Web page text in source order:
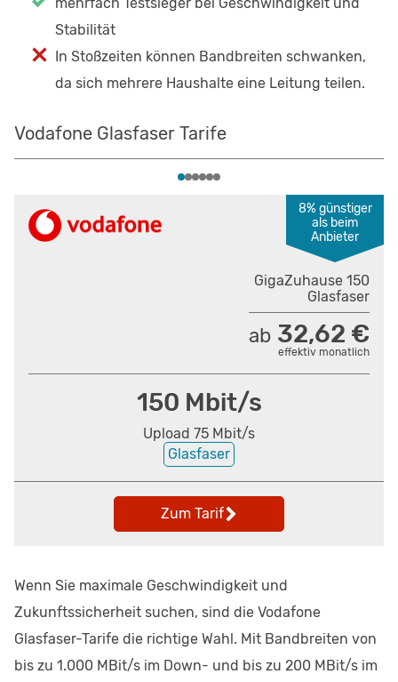
Stabilität
In Stoßzeiten können Bandbreiten schwanken,
da sich mehrere Haushalte eine Leitung teilen.
Vodafone Glasfaser Tarife
8% günstiger
als beim
Anbieter
GigaZuhause 150
Glasfaser
ab 32,62 €
effektiv monatlich
150 Mbit/s
Upload 75 Mbit/s
Glasfaser
Zum Tarif
Wenn Sie maximale Geschwindigkeit und
Zukunftssicherheit suchen, sind die Vodafone
Glasfaser-Tarife die richtige Wahl. Mit Bandbreiten von
bis zu 1.000 MBit/s im Down- und bis zu 200 MBit/s im